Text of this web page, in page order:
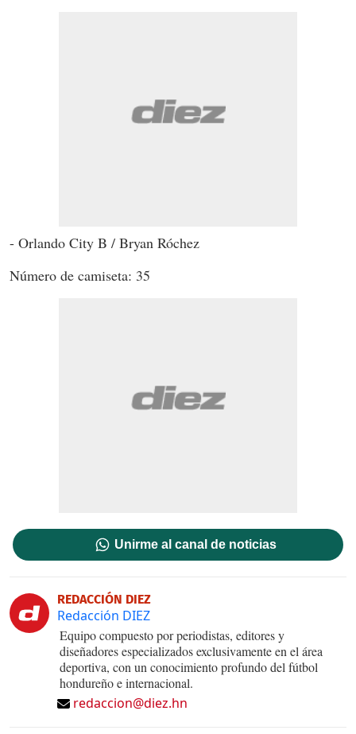
- Orlando City B / Bryan Róchez
Número de camiseta: 35
Unirme al canal de noticias
REDACCIÓN DIEZ
Redacción DIEZ
Equipo compuesto por periodistas, editores y
diseñadores especializados exclusivamente en el área
deportiva, con un conocimiento profundo del fútbol
hondureño e internacional.
redaccion@diez.hn